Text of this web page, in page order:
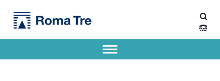
Math Junior Seminar - Dipartimento di Ingegneria Civile, Informatica e delle Tecnologie Aeronautiche
Apri il menu secondario
Header info sidebar